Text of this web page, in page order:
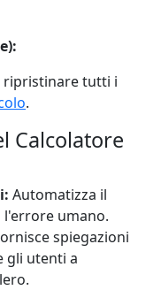
ripristinare tutti i
.
Calcolatore
Automatizza il
umano.
spiegazioni
gli utenti a